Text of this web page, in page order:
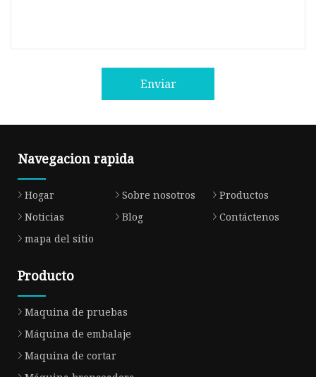
Enviar
Navegacion rapida
Hogar Sobre nosotros
Productos
Noticias
Blog
Contáctenos
mapa del sitio
Producto
Maquina de pruebas
Máquina de embalaje
Maquina de cortar